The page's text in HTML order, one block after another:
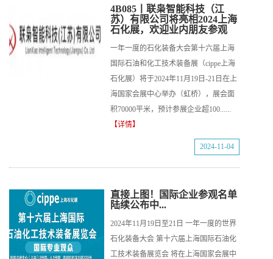
4B085丨联枭智能科技（江
苏）有限公司将亮相2024上海
石化展，欢迎业内朋友参观
一年一度的石化装备大会第十六届上海
国际石油和化工技术装备展（cippe上海
石化展）将于2024年11月19日-21日在上
海国家会展中心举办（虹桥），展会面
积70000平米，预计参展企业超100......
【详情】
2024-11-04
直接上图！国际企业参观名单
陆续公布中...
2024年11月19日至21日 一年一度的世界
石化装备大会 第十六届上海国际石油化
工技术装备展览会 将在上海国家会展中